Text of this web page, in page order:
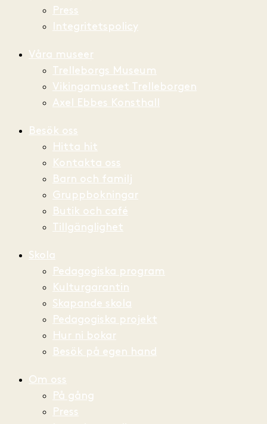
Press
Integritetspolicy
Våra museer
Trelleborgs Museum
Vikingamuseet Trelleborgen
Axel Ebbes Konsthall
Besök oss
Hitta hit
Kontakta oss
Barn och familj
Gruppbokningar
Butik och café
Tillgänglighet
Skola
Pedagogiska program
Kulturgarantin
Skapande skola
Pedagogiska projekt
Hur ni bokar
Besök på egen hand
Om oss
På gång
Press